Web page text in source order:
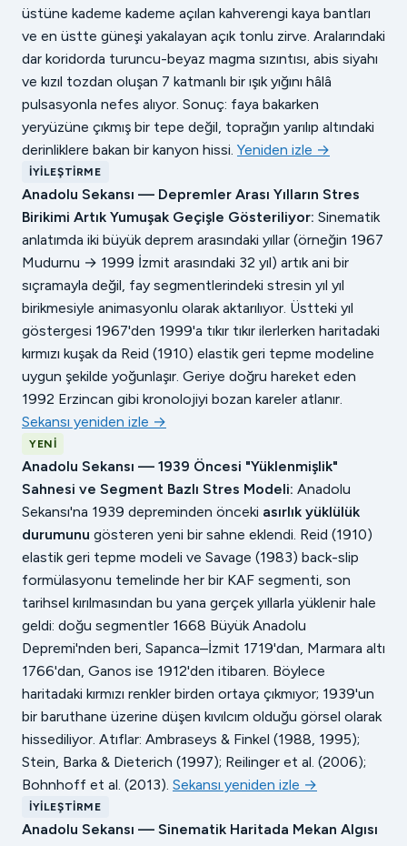
üstüne kademe kademe açılan kahverengi kaya bantları
ve en üstte güneşi yakalayan açık tonlu zirve. Aralarındaki
dar koridorda turuncu-beyaz magma sızıntısı, abis siyahı
ve kızıl tozdan oluşan 7 katmanlı bir ışık yığını hâlâ
pulsasyonla nefes alıyor. Sonuç: faya bakarken
yeryüzüne çıkmış bir tepe değil, toprağın yarılıp altındaki
derinliklere bakan bir kanyon hissi. Yeniden izle →
İYILEŞTIRME
Anadolu Sekansı — Depremler Arası Yılların Stres
Birikimi Artık Yumuşak Geçişle Gösteriliyor: Sinematik
anlatımda iki büyük deprem arasındaki yıllar (örneğin 1967
Mudurnu → 1999 İzmit arasındaki 32 yıl) artık ani bir
sıçramayla değil, fay segmentlerindeki stresin yıl yıl
birikmesiyle animasyonlu olarak aktarılıyor. Üstteki yıl
göstergesi 1967'den 1999'a tıkır tıkır ilerlerken haritadaki
kırmızı kuşak da Reid (1910) elastik geri tepme modeline
uygun şekilde yoğunlaşır. Geriye doğru hareket eden
1992 Erzincan gibi kronolojiyi bozan kareler atlanır.
Sekansı yeniden izle →
YENI
Anadolu Sekansı — 1939 Öncesi "Yüklenmişlik"
Sahnesi ve Segment Bazlı Stres Modeli: Anadolu
Sekansı'na 1939 depreminden önceki asırlık yüklülük
durumunu gösteren yeni bir sahne eklendi. Reid (1910)
elastik geri tepme modeli ve Savage (1983) back-slip
formülasyonu temelinde her bir KAF segmenti, son
tarihsel kırılmasından bu yana gerçek yıllarla yüklenir hale
geldi: doğu segmentler 1668 Büyük Anadolu
Depremi'nden beri, Sapanca–İzmit 1719'dan, Marmara altı
1766'dan, Ganos ise 1912'den itibaren. Böylece
haritadaki kırmızı renkler birden ortaya çıkmıyor; 1939'un
bir baruthane üzerine düşen kıvılcım olduğu görsel olarak
hissediliyor. Atıflar: Ambraseys & Finkel (1988, 1995);
Stein, Barka & Dieterich (1997); Reilinger et al. (2006);
Bohnhoff et al. (2013). Sekansı yeniden izle →
İYILEŞTIRME
Anadolu Sekansı — Sinematik Haritada Mekan Algısı